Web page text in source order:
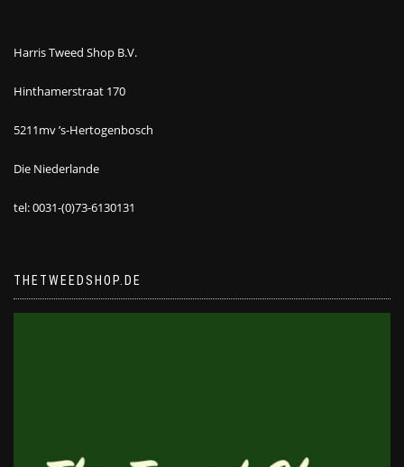
Harris Tweed Shop B.V.
Hinthamerstraat 170
5211mv ’s-Hertogenbosch
Die Niederlande
tel: 0031-(0)73-6130131
THETWEEDSHOP.DE